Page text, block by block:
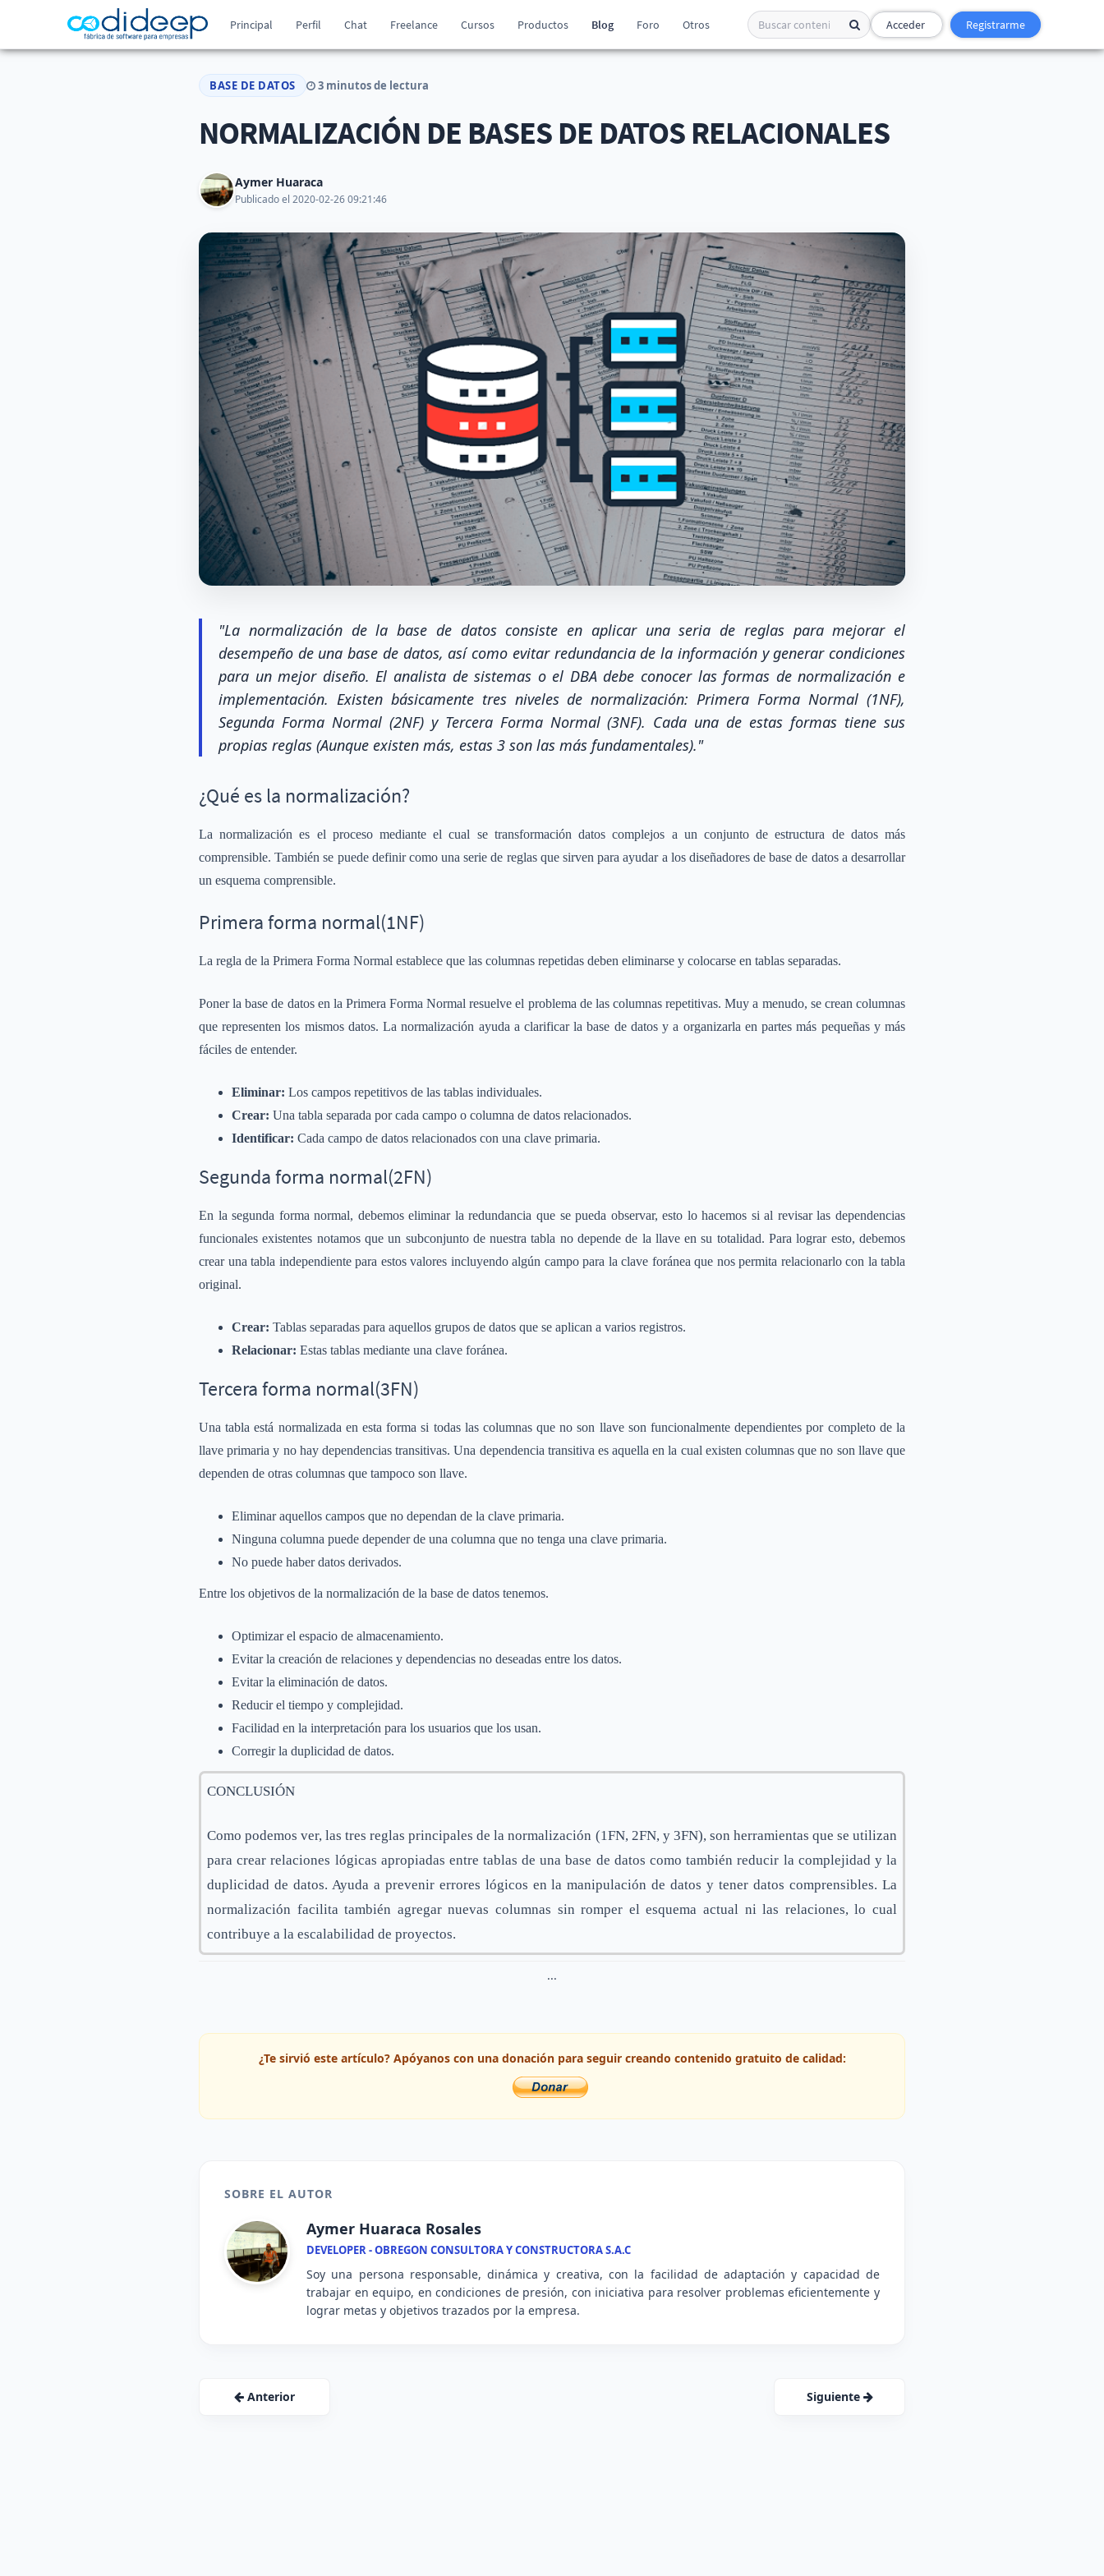
Principal Perfil Chat Freelance Cursos Productos Blog Foro Otros Acceder Registrarme
BASE DE DATOS 3 minutos de lectura
NORMALIZACIÓN DE BASES DE DATOS RELACIONALES
Aymer Huaraca
Publicado el 2020-02-26 09:21:46
"La normalización de la base de datos consiste en aplicar una seria de reglas para mejorar el
desempeño de una base de datos, así como evitar redundancia de la información y generar condiciones
para un mejor diseño. El analista de sistemas o el DBA debe conocer las formas de normalización e
implementación. Existen básicamente tres niveles de normalización: Primera Forma Normal (1NF),
Segunda Forma Normal (2NF) y Tercera Forma Normal (3NF). Cada una de estas formas tiene sus
propias reglas (Aunque existen más, estas 3 son las más fundamentales)."
¿Qué es la normalización?
La normalización es el proceso mediante el cual se transformación datos complejos a un conjunto de estructura de datos más
comprensible. También se puede definir como una serie de reglas que sirven para ayudar a los diseñadores de base de datos a desarrollar
un esquema comprensible.
Primera forma normal(1NF)
La regla de la Primera Forma Normal establece que las columnas repetidas deben eliminarse y colocarse en tablas separadas.
Poner la base de datos en la Primera Forma Normal resuelve el problema de las columnas repetitivas. Muy a menudo, se crean columnas
que representen los mismos datos. La normalización ayuda a clarificar la base de datos y a organizarla en partes más pequeñas y más
fáciles de entender.
Eliminar: Los campos repetitivos de las tablas individuales.
Crear: Una tabla separada por cada campo o columna de datos relacionados.
Identificar: Cada campo de datos relacionados con una clave primaria.
Segunda forma normal(2FN)
En la segunda forma normal, debemos eliminar la redundancia que se pueda observar, esto lo hacemos si al revisar las dependencias
funcionales existentes notamos que un subconjunto de nuestra tabla no depende de la llave en su totalidad. Para lograr esto, debemos
crear una tabla independiente para estos valores incluyendo algún campo para la clave foránea que nos permita relacionarlo con la tabla
original.
Crear: Tablas separadas para aquellos grupos de datos que se aplican a varios registros.
Relacionar: Estas tablas mediante una clave foránea.
Tercera forma normal(3FN)
Una tabla está normalizada en esta forma si todas las columnas que no son llave son funcionalmente dependientes por completo de la
llave primaria y no hay dependencias transitivas. Una dependencia transitiva es aquella en la cual existen columnas que no son llave que
dependen de otras columnas que tampoco son llave.
Eliminar aquellos campos que no dependan de la clave primaria.
Ninguna columna puede depender de una columna que no tenga una clave primaria.
No puede haber datos derivados.
Entre los objetivos de la normalización de la base de datos tenemos.
Optimizar el espacio de almacenamiento.
Evitar la creación de relaciones y dependencias no deseadas entre los datos.
Evitar la eliminación de datos.
Reducir el tiempo y complejidad.
Facilidad en la interpretación para los usuarios que los usan.
Corregir la duplicidad de datos.
CONCLUSIÓN
Como podemos ver, las tres reglas principales de la normalización (1FN, 2FN, y 3FN), son herramientas que se utilizan
para crear relaciones lógicas apropiadas entre tablas de una base de datos como también reducir la complejidad y la
duplicidad de datos. Ayuda a prevenir errores lógicos en la manipulación de datos y tener datos comprensibles. La
normalización facilita también agregar nuevas columnas sin romper el esquema actual ni las relaciones, lo cual
contribuye a la escalabilidad de proyectos.
...
¿Te sirvió este artículo? Apóyanos con una donación para seguir creando contenido gratuito de calidad:
SOBRE EL AUTOR
Aymer Huaraca Rosales
DEVELOPER - OBREGON CONSULTORA Y CONSTRUCTORA S.A.C
Soy una persona responsable, dinámica y creativa, con la facilidad de adaptación y capacidad de
trabajar en equipo, en condiciones de presión, con iniciativa para resolver problemas eficientemente y
lograr metas y objetivos trazados por la empresa.
Anterior Siguiente